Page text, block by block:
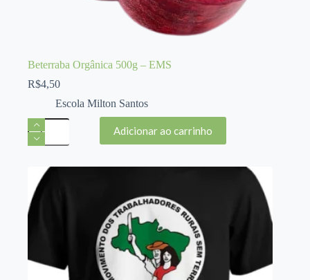
Beterraba Orgânica 500g – EMS
R$4,50
Escola Milton Santos
Beterraba
Orgânica
500g
EMS
quantidade
Adicionar ao carrinho